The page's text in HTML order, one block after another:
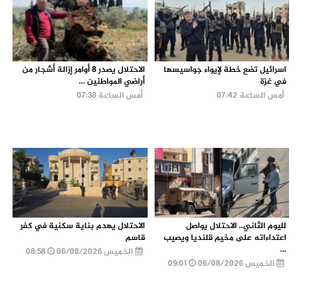
اسرائيل تضع خطة لإيواء جواسيسها
في غزة
أمس الساعة 07:42
الاحتلال يصدر 8 أوامر إزالة أشجار من
أراضي المواطنين ...
أمس الساعة 07:38
لليوم الثاني.. الاحتلال يواصل
اعتداءاته على مخيم قلنديا ويصيب
...
الخميس 06/08/2026
الاحتلال يهدم بناية سكنية في كفر
قاسم
الخميس 06/08/2026
08:58